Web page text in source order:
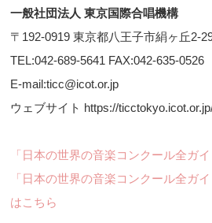
一般社団法人 東京国際合唱機構
〒192-0919 東京都八王子市絹ヶ丘2-
TEL:042-689-5641 FAX:042-635-0526
E-mail:ticc@icot.or.jp
ウェブサイト https://
「日本の世界の音楽コンクール全ガ
「日本の世界の音楽コンクール全ガ
はこちら